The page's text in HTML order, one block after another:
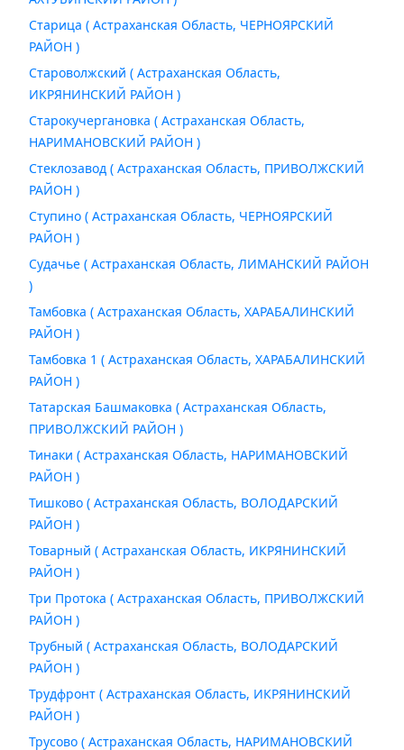
Старица ( Астраханская Область, ЧЕРНОЯРСКИЙ
РАЙОН )
Староволжский ( Астраханская Область,
ИКРЯНИНСКИЙ РАЙОН )
Старокучергановка ( Астраханская Область,
НАРИМАНОВСКИЙ РАЙОН )
Стеклозавод ( Астраханская Область, ПРИВОЛЖСКИЙ
РАЙОН )
Ступино ( Астраханская Область, ЧЕРНОЯРСКИЙ
РАЙОН )
Судачье ( Астраханская Область, ЛИМАНСКИЙ РАЙОН
)
Тамбовка ( Астраханская Область, ХАРАБАЛИНСКИЙ
РАЙОН )
Тамбовка 1 ( Астраханская Область, ХАРАБАЛИНСКИЙ
РАЙОН )
Татарская Башмаковка ( Астраханская Область,
ПРИВОЛЖСКИЙ РАЙОН )
Тинаки ( Астраханская Область, НАРИМАНОВСКИЙ
РАЙОН )
Тишково ( Астраханская Область, ВОЛОДАРСКИЙ
РАЙОН )
Товарный ( Астраханская Область, ИКРЯНИНСКИЙ
РАЙОН )
Три Протока ( Астраханская Область, ПРИВОЛЖСКИЙ
РАЙОН )
Трубный ( Астраханская Область, ВОЛОДАРСКИЙ
РАЙОН )
Трудфронт ( Астраханская Область, ИКРЯНИНСКИЙ
РАЙОН )
Трусово ( Астраханская Область, НАРИМАНОВСКИЙ